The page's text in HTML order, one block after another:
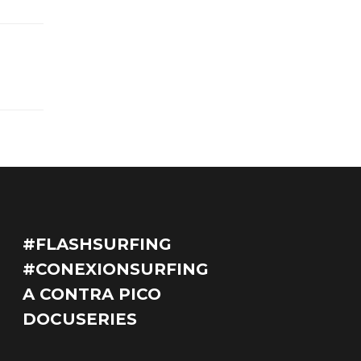
#FLASHSURFING
#CONEXIONSURFING
A CONTRA PICO
DOCUSERIES